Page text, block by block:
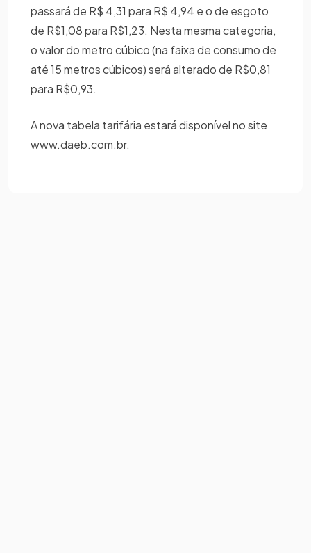
passará de R$ 4,31 para R$ 4,94 e o de esgoto
de R$1,08 para R$1,23. Nesta mesma categoria,
o valor do metro cúbico (na faixa de consumo de
até 15 metros cúbicos) será alterado de R$0,81
para R$0,93.
A nova tabela tarifária estará disponível no site
www.daeb.com.br.